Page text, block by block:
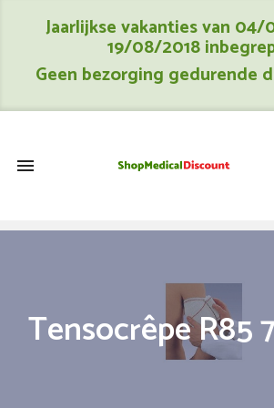
Jaarlijkse vakanties van
19/08/2018
Geen bezorging gedurende

Tensocrêpe R85